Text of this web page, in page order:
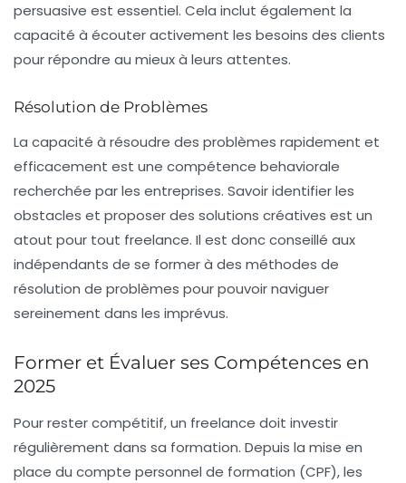
persuasive est essentiel. Cela inclut également la
capacité à écouter activement les besoins des clients
pour répondre au mieux à leurs attentes.
Résolution de Problèmes
La capacité à résoudre des problèmes rapidement et
efficacement est une compétence behaviorale
recherchée par les entreprises. Savoir identifier les
obstacles et proposer des solutions créatives est un
atout pour tout freelance. Il est donc conseillé aux
indépendants de se former à des méthodes de
résolution de problèmes pour pouvoir naviguer
sereinement dans les imprévus.
Former et Évaluer ses Compétences en
2025
Pour rester compétitif, un freelance doit investir
régulièrement dans sa formation. Depuis la mise en
place du compte personnel de formation (CPF), les